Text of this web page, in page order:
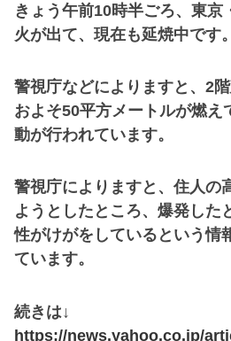
きょう午前10時半ごろ、東京
火が出て、現在も延焼中です。
警視庁などによりますと、2
およそ50平方メートルが燃え
動が行われています。
警視庁によりますと、住人の
ようとしたところ、爆発した
性がけがをしているという情
ています。
続きは↓
https://news.yahoo.co.jp/